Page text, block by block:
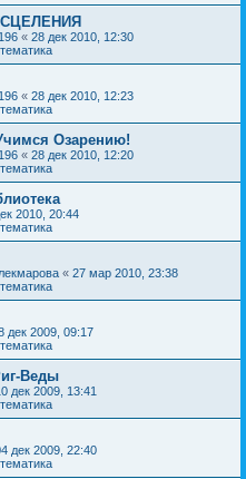
« 28 дек 2010, 12:30
« 28 дек 2010, 12:23
Озарению!
« 28 дек 2010, 12:20
2010, 20:44
« 27 мар 2010, 23:38
дек 2009, 09:17
Веды
дек 2009, 13:41
дек 2009, 22:40